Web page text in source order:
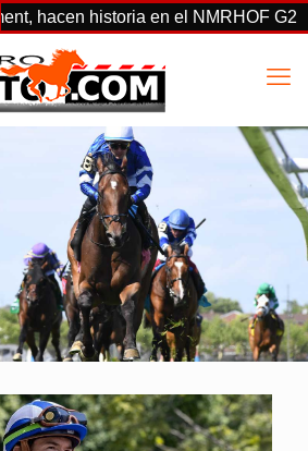
hacen historia en el NMRHOF G2